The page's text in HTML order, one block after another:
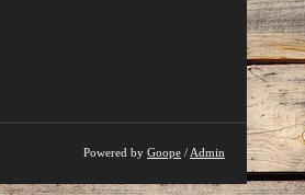
Powered by Goope / Admin